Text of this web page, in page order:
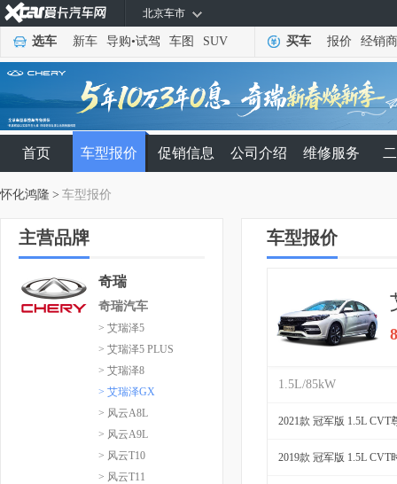
北京车市
选车 新车 导购•试驾 车图 SUV 买车 报价 经销商
首页 车型报价 促销信息 公司介绍 维修服务
怀化鸿隆 > 车型报价
主营品牌
奇瑞
奇瑞汽车
> 艾瑞泽5
> 艾瑞泽5 PLUS
> 艾瑞泽8
> 艾瑞泽GX
> 风云A8L
> 风云A9L
> 风云T10
> 风云T11
车型报价
1.5L/85kW
2021款 冠军版 1.5L CVT
2019款 冠军版 1.5L CVT